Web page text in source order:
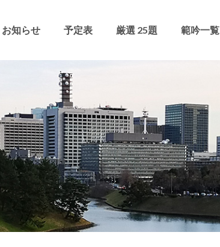
お知らせ 予定表 厳選 25題 範吟一覧